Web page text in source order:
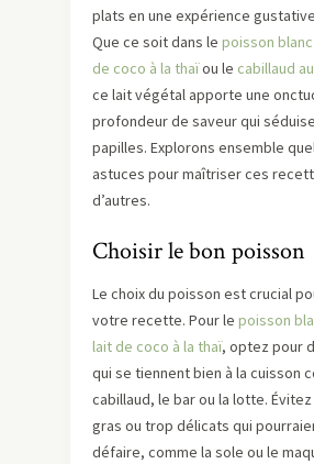
plats en une expérience
Que ce soit dans le poisson
de coco à la thaïou le cabillaud
ce lait végétal apporte une
profondeur de saveur qui
papilles. Explorons ensemble
astuces pour maîtriser ces
d’autres.
Choisir le bon poisson
Le choix du poisson est crucial
votre recette. Pour le poisson
lait de coco à la thaï, optez pour
qui se tiennent bien à la cuisson
cabillaud, le bar ou la lotte.
gras ou trop délicats qui
défaire, comme la sole ou le